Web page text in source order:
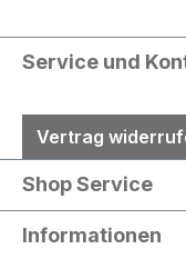
Service und
Vertrag
Shop Service
Informationen